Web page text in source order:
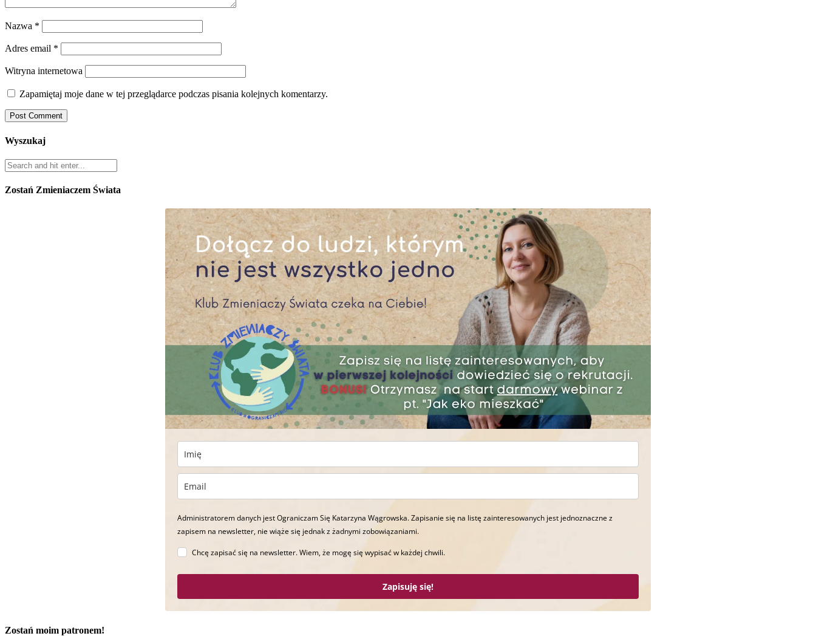
Nazwa *
Adres email *
Witryna internetowa
Zapamiętaj moje dane w tej przeglądarce podczas pisania kolejnych komentarzy.
Wyszukaj
Zostań Zmieniaczem Świata
Administratorem danych jest Ograniczam Się Katarzyna Wągrowska. Zapisanie się na listę zainteresowanych jest jednoznaczne z
zapisem na newsletter, nie wiąże się jednak z żadnymi zobowiązaniami.
Chcę zapisać się na newsletter. Wiem, że mogę się wypisać w każdej chwili.
Zapisuję się!
Zostań moim patronem!